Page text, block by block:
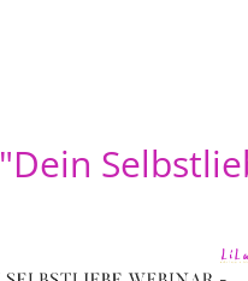
"Dein